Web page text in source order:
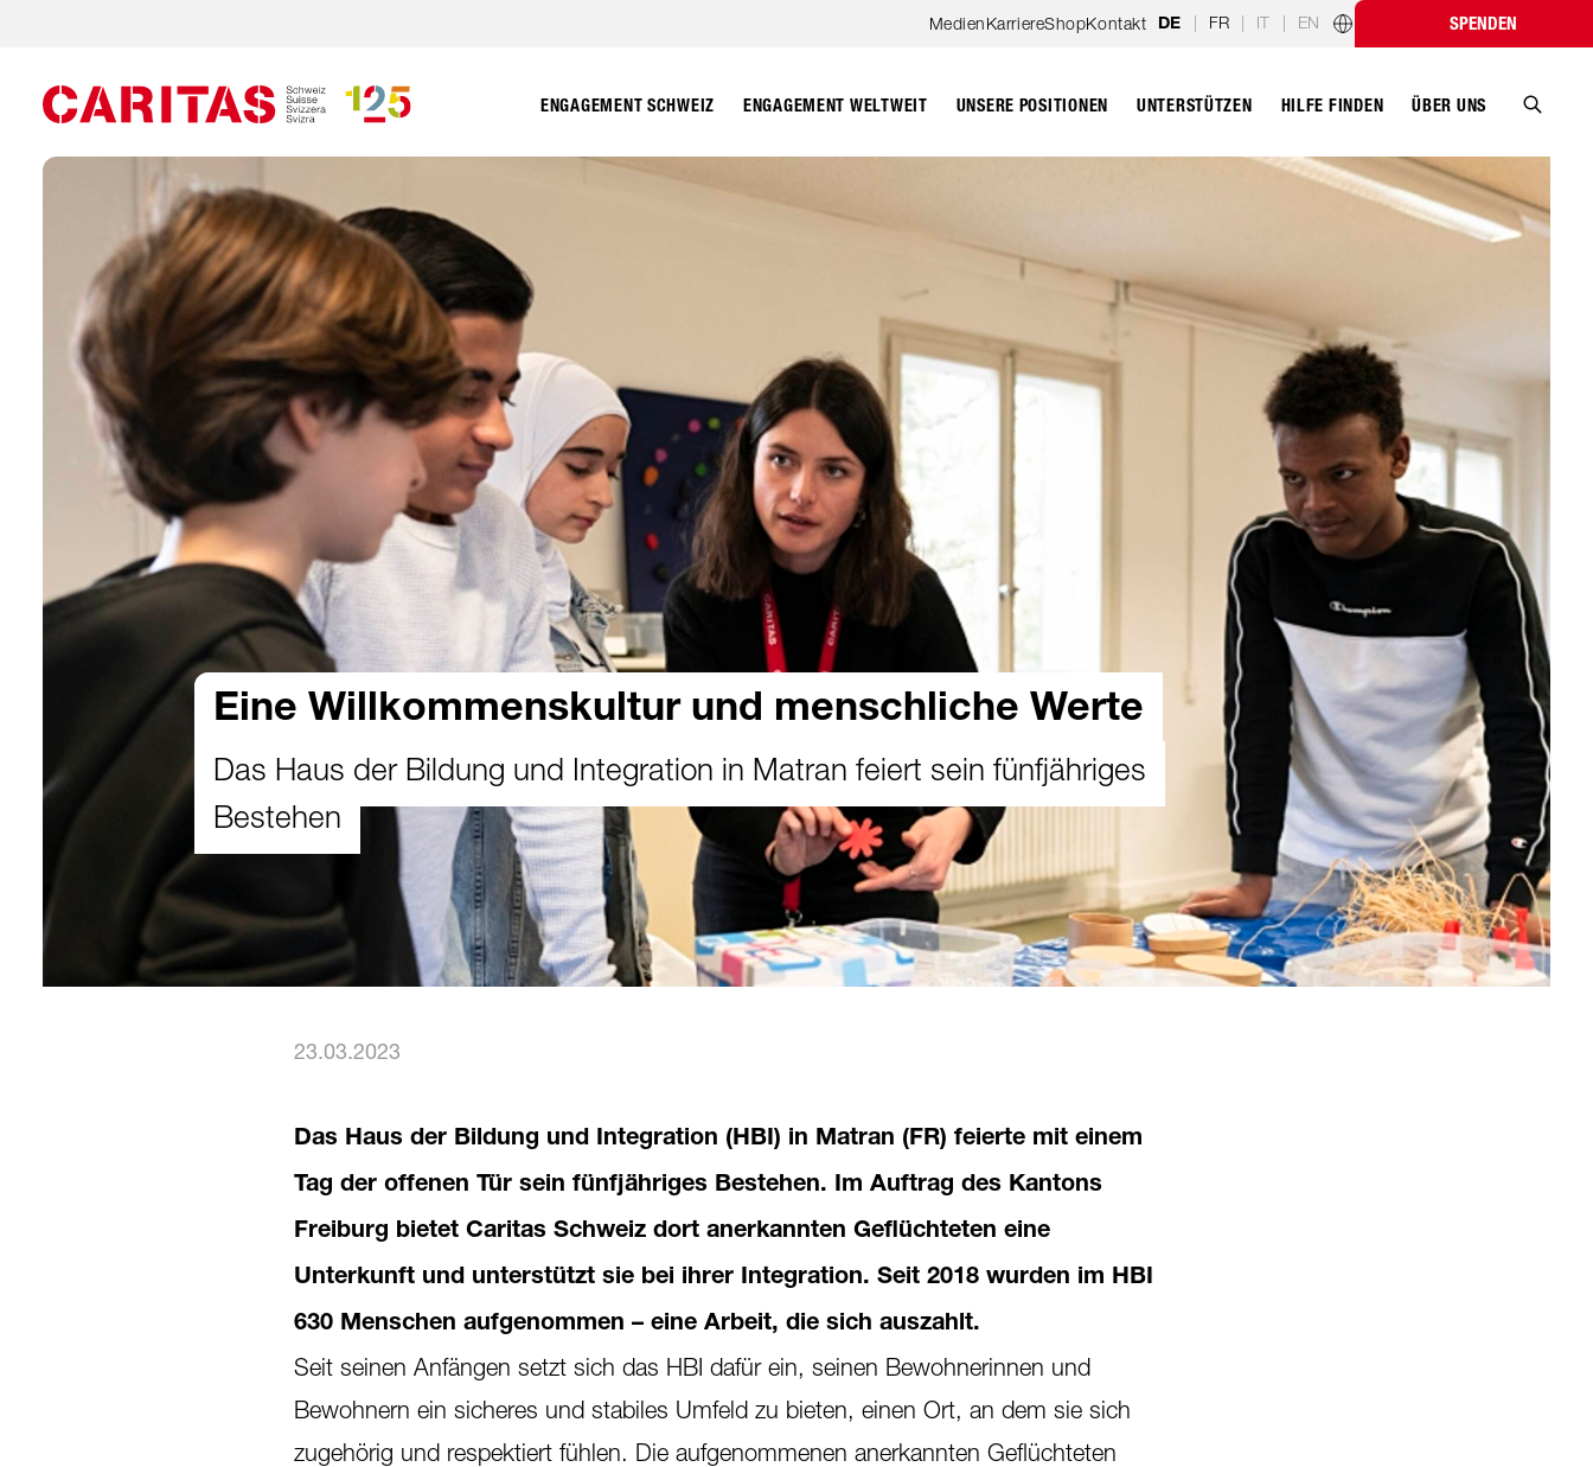
Zum Hauptinhalt springen
MedienKarriereShopKontakt DE | FR | IT | EN
LänderprogrammeSPENDEN
ENGAGEMENT SCHWEIZ ENGAGEMENT WELTWEIT UNSERE POSITIONEN UNTERSTÜTZEN HILFE FINDEN ÜBER UNS
Eine Willkommenskultur und menschliche Werte
Das Haus der Bildung und Integration in Matran feiert sein fünfjähriges
Bestehen
23.03.2023
Das Haus der Bildung und Integration (HBI) in Matran (FR) feierte mit einem
Tag der offenen Tür sein fünfjähriges Bestehen. Im Auftrag des Kantons
Freiburg bietet Caritas Schweiz dort anerkannten Geflüchteten eine
Unterkunft und unterstützt sie bei ihrer Integration. Seit 2018 wurden im HBI
630 Menschen aufgenommen – eine Arbeit, die sich auszahlt.
Seit seinen Anfängen setzt sich das HBI dafür ein, seinen Bewohnerinnen und
Bewohnern ein sicheres und stabiles Umfeld zu bieten, einen Ort, an dem sie sich
zugehörig und respektiert fühlen. Die aufgenommenen anerkannten Geflüchteten